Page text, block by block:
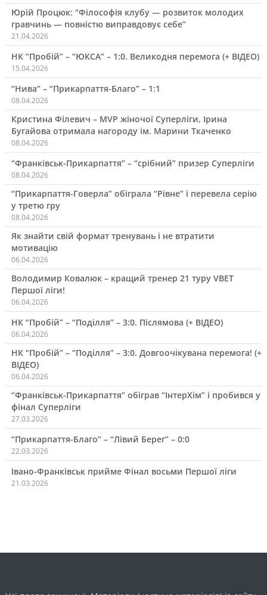
Юрій Процюк: “Філософія клубу — розвиток молодих
гравчинь — повністю виправдовує себе”
21.04.2026
НК “Пробій” – “ЮКСА” – 1:0. Великодня перемога (+ ВІДЕО)
15.04.2026
“Нива” – “Прикарпаття-Благо” – 1:1
08.04.2026
Кристина Філевич – MVP жіночої Суперліги, Ірина
Бугайова отримала нагороду ім. Марини Ткаченко
08.04.2026
“Франківськ-Прикарпаття” – “срібний” призер Суперліги
08.04.2026
“Прикарпаття-Говерла” обіграла “Рівне” і перевела серію
у третю гру
08.04.2026
Як знайти свій формат тренувань і не втратити
мотивацію
06.04.2026
Володимир Ковалюк – кращий тренер 21 туру VBET
Першої ліги!
06.04.2026
НК “Пробій” – “Поділля” – 3:0. Післямова (+ ВІДЕО)
06.04.2026
НК “Пробій” – “Поділля” – 3:0. Довгоочікувана перемога! (+
ВІДЕО)
06.04.2026
“Франківськ-Прикарпаття” обіграв “ІнтерХім” і пробився у
фінал Суперліги
27.03.2026
“Прикарпаття-Благо” – “Лівий Берег” – 0:0
22.03.2026
Івано-Франківськ прийме Фінал восьми Першої ліги
21.03.2026